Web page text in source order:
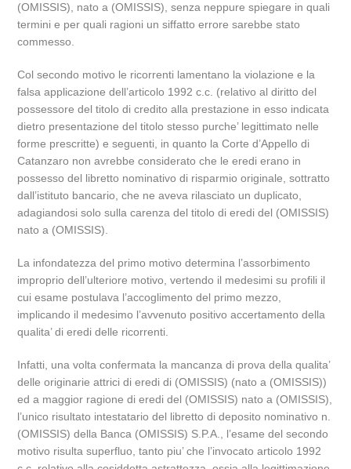
(OMISSIS), nato a (OMISSIS), senza neppure spiegare in quali
termini e per quali ragioni un siffatto errore sarebbe stato
commesso.
Col secondo motivo le ricorrenti lamentano la violazione e la
falsa applicazione dell’articolo 1992 c.c. (relativo al diritto del
possessore del titolo di credito alla prestazione in esso indicata
dietro presentazione del titolo stesso purche’ legittimato nelle
forme prescritte) e seguenti, in quanto la Corte d’Appello di
Catanzaro non avrebbe considerato che le eredi erano in
possesso del libretto nominativo di risparmio originale, sottratto
dall’istituto bancario, che ne aveva rilasciato un duplicato,
adagiandosi solo sulla carenza del titolo di eredi del (OMISSIS)
nato a (OMISSIS).
La infondatezza del primo motivo determina l’assorbimento
improprio dell’ulteriore motivo, vertendo il medesimi su profili il
cui esame postulava l’accoglimento del primo mezzo,
implicando il medesimo l’avvenuto positivo accertamento della
qualita’ di eredi delle ricorrenti.
Infatti, una volta confermata la mancanza di prova della qualita’
delle originarie attrici di eredi di (OMISSIS) (nato a (OMISSIS))
ed a maggior ragione di eredi del (OMISSIS) nato a (OMISSIS),
l’unico risultato intestatario del libretto di deposito nominativo n.
(OMISSIS) della Banca (OMISSIS) S.P.A., l’esame del secondo
motivo risulta superfluo, tanto piu’ che l’invocato articolo 1992